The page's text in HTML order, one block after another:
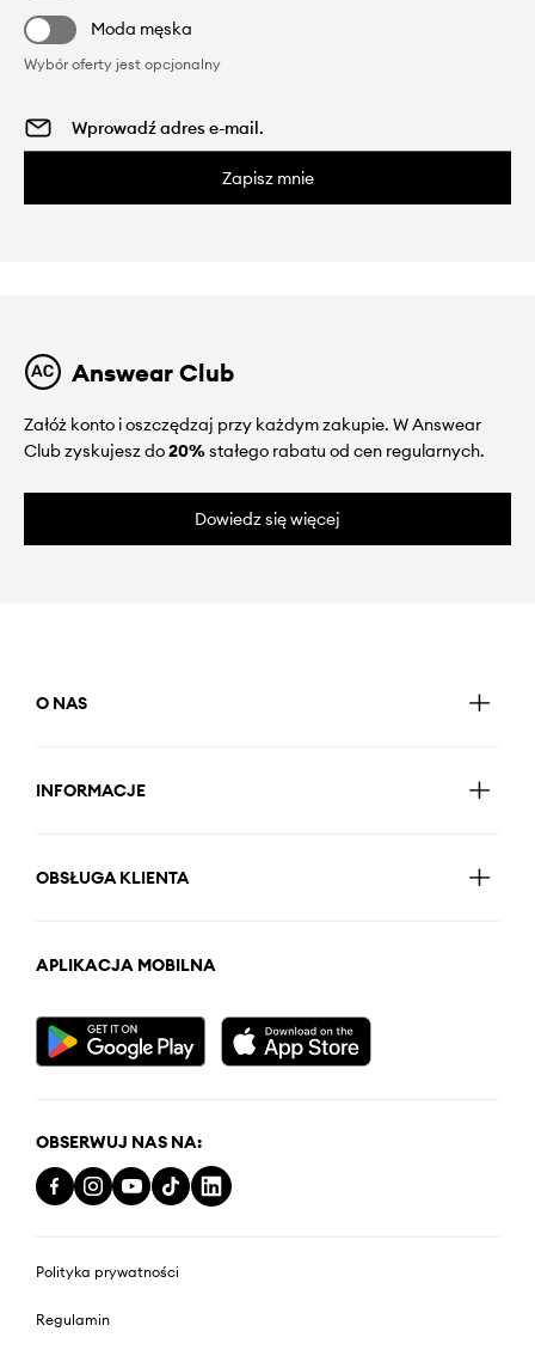
Moda męska
Wybór oferty jest opcjonalny
Zapisz mnie
Answear Club
Załóż konto i oszczędzaj przy każdym zakupie. W Answear
Club zyskujesz do20%stałego rabatu od cen regularnych.
Dowiedz się więcej
O NAS
INFORMACJE
OBSŁUGA KLIENTA
APLIKACJA MOBILNA
OBSERWUJ NAS NA:
Polityka prywatności
Regulamin